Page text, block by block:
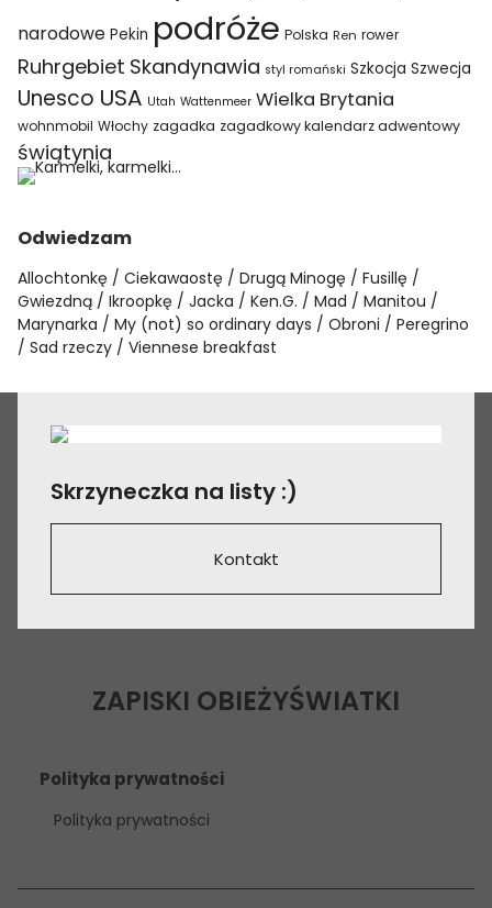
narodowe Pekin podróże Polska Ren rower
Ruhrgebiet Skandynawia styl romański Szkocja Szwecja
Unesco USA Utah Wattenmeer Wielka Brytania
wohnmobil Włochy zagadka zagadkowy kalendarz adwentowy
świątynia
Odwiedzam
Allochtonkę Ciekawaostę Drugą Minogę
Fusillę
Gwiezdną
Ikroopkę Jacka Ken.G. Mad
Manitou
Marynarka
My (not) so ordinary days Obroni
Peregrino
Sad rzeczy
Viennese breakfast
Skrzyneczka na listy :)
Kontakt
ZAPISKI OBIEŻYŚWIATKI
Polityka prywatności
Polityka prywatności